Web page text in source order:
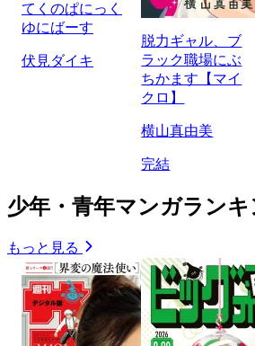
てくのぱにっく
ゆにばーす
伏見ダイキ
脱力ギャル、ブ
ラック職場にぶ
ちかます【マイ
クロ】
横山真由美
完結
少年・青年マンガラン
もっと見る